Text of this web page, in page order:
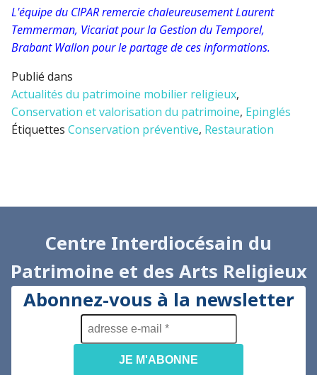
L'équipe du CIPAR remercie chaleureusement Laurent
Temmerman, Vicariat pour la Gestion du Temporel,
Brabant Wallon pour le partage de ces informations.
Publié dans
Actualités du patrimoine mobilier religieux,
Conservation et valorisation du patrimoine, Epinglés
Étiquettes Conservation préventive, Restauration
Centre Interdiocésain du
Patrimoine et des Arts Religieux
Abonnez-vous à la newsletter
adresse
e-
mail
*